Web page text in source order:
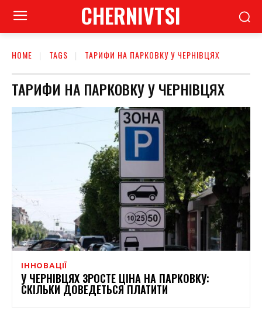
CHERNIVTSI
HOME TAGS ТАРИФИ НА ПАРКОВКУ У ЧЕРНІВЦЯХ
ТАРИФИ НА ПАРКОВКУ У ЧЕРНІВЦЯХ
ІННОВАЦІЇ
У ЧЕРНІВЦЯХ ЗРОСТЕ ЦІНА НА ПАРКОВКУ:
СКІЛЬКИ ДОВЕДЕТЬСЯ ПЛАТИТИ